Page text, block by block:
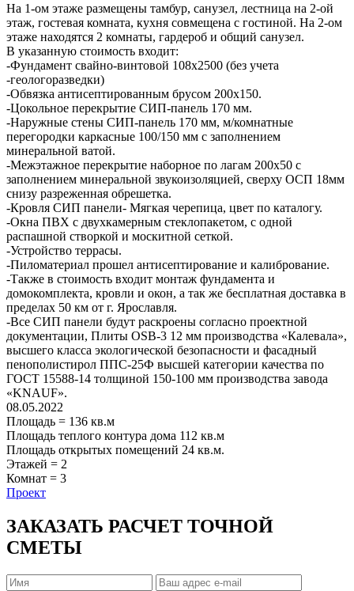
На 1-ом этаже размещены тамбур, санузел, лестница на 2-ой
этаж, гостевая комната, кухня совмещена с гостиной. На 2-ом
этаже находятся 2 комнаты, гардероб и общий санузел.
В указанную стоимость входит:
-Фундамент свайно-винтовой 108х2500 (без учета
-геологоразведки)
-Обвязка антисептированным брусом 200х150.
-Цокольное перекрытие СИП-панель 170 мм.
-Наружные стены СИП-панель 170 мм, м/комнатные
перегородки каркасные 100/150 мм с заполнением
минеральной ватой.
-Межэтажное перекрытие наборное по лагам 200х50 с
заполнением минеральной звукоизоляцией, сверху ОСП 18мм
снизу разреженная обрешетка.
-Кровля СИП панели- Мягкая черепица, цвет по каталогу.
-Окна ПВХ с двухкамерным стеклопакетом, с одной
распашной створкой и москитной сеткой.
-Устройство террасы.
-Пиломатериал прошел антисептирование и калибрование.
-Также в стоимость входит монтаж фундамента и
домокомплекта, кровли и окон, а так же бесплатная доставка в
пределах 50 км от г. Ярославля.
-Все СИП панели будут раскроены согласно проектной
документации, Плиты OSB-3 12 мм производства «Калевала»,
высшего класса экологической безопасности и фасадный
пенополистирол ППС-25Ф высшей категории качества по
ГОСТ 15588-14 толщиной 150-100 мм производства завода
«KNAUF».
08.05.2022
Площадь = 136 кв.м
Площадь теплого контура дома 112 кв.м
Площадь открытых помещений 24 кв.м.
Этажей = 2
Комнат = 3
Проект
ЗАКАЗАТЬ РАСЧЕТ ТОЧНОЙ
СМЕТЫ